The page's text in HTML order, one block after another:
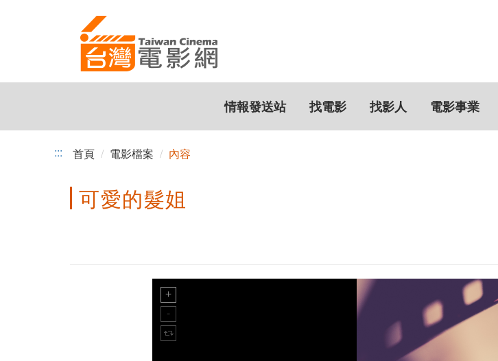
情報發送站 找電影 找影人 電影事業
::: 首頁 電影檔案 內容
可愛的髮姐